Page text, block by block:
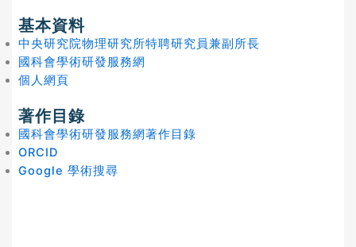
基本資料
中央研究院物理研究所特聘研究員兼副所長
國科會學術研發服務網
個人網頁
著作目錄
國科會學術研發服務網著作目錄
ORCID
Google 學術搜尋